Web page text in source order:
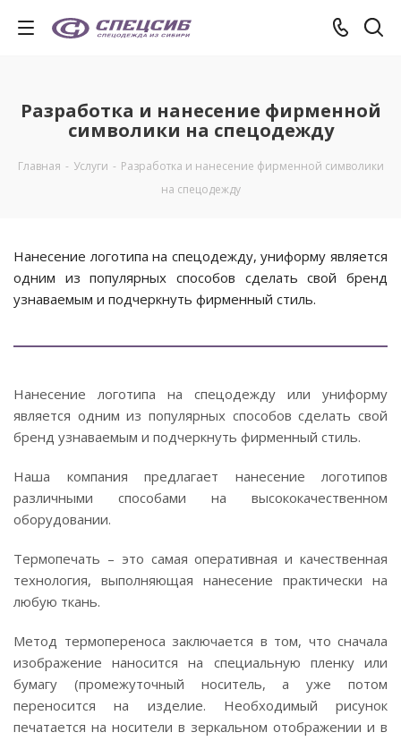
Разработка и нанесение фирменной
символики на спецодежду
Главная - Услуги - Разработка и нанесение фирменной символики
на спецодежду
Нанесение логотипа на спецодежду, униформу является
одним из популярных способов сделать свой бренд
узнаваемым и подчеркнуть фирменный стиль.
Нанесение логотипа на спецодежду или униформу
является одним из популярных способов сделать свой
бренд узнаваемым и подчеркнуть фирменный стиль.
Наша компания предлагает нанесение логотипов
различными способами на высококачественном
оборудовании.
Термопечать – это самая оперативная и качественная
технология, выполняющая нанесение практически на
любую ткань.
Метод термопереноса заключается в том, что сначала
изображение наносится на специальную пленку или
бумагу (промежуточный носитель, а уже потом
переносится на изделие. Необходимый рисунок
печатается на носители в зеркальном отображении и в